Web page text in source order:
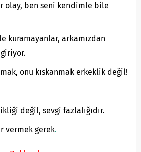
olay, ben seni kendimle bile
kuramayanlar, arkamızdan
onu kıskanmak erkeklik değil!
değil, sevgi fazlalığıdır.
vermek gerek.